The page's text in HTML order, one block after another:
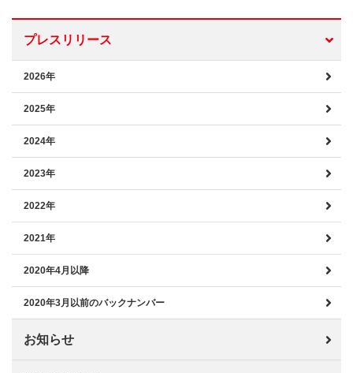
プレスリリース
2026年
2025年
2024年
2023年
2022年
2021年
2020年4月以降
2020年3月以前のバックナンバー
お知らせ